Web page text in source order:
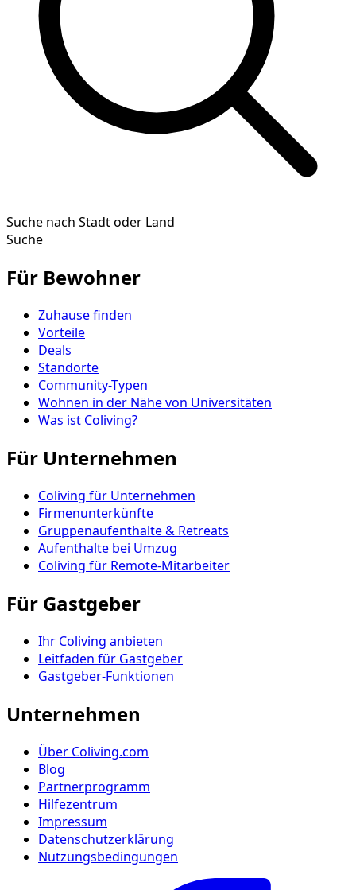
Suche nach Stadt oder Land
Suche
Für Bewohner
Zuhause finden
Vorteile
Deals
Standorte
Community-Typen
Wohnen in der Nähe von Universitäten
Was ist Coliving?
Für Unternehmen
Coliving für Unternehmen
Firmenunterkünfte
Gruppenaufenthalte & Retreats
Aufenthalte bei Umzug
Coliving für Remote-Mitarbeiter
Für Gastgeber
Ihr Coliving anbieten
Leitfaden für Gastgeber
Gastgeber-Funktionen
Unternehmen
Über Coliving.com
Blog
Partnerprogramm
Hilfezentrum
Impressum
Datenschutzerklärung
Nutzungsbedingungen